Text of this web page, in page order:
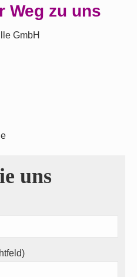
Weg zu uns
GmbH
uns